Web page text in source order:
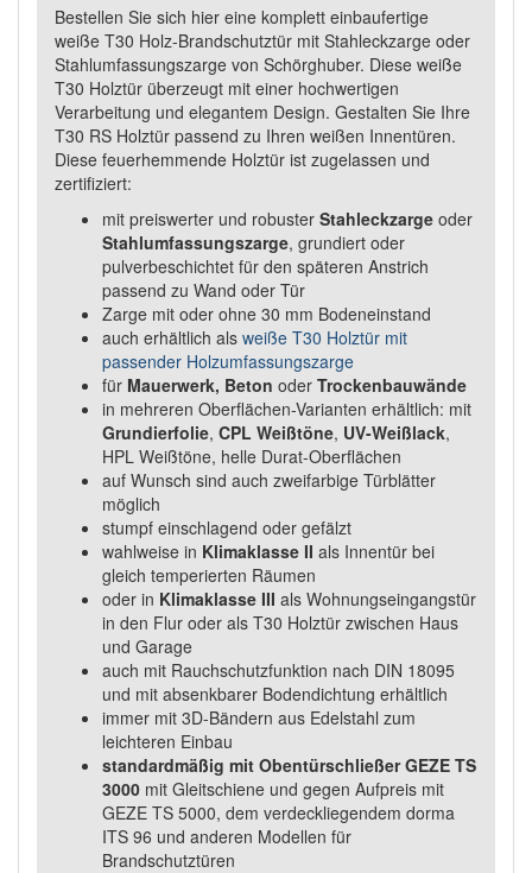
Bestellen Sie sich hier eine komplett einbaufertige
weiße T30 Holz-Brandschutztür mit Stahleckzarge oder
Stahlumfassungszarge von Schörghuber. Diese weiße
T30 Holztür überzeugt mit einer hochwertigen
Verarbeitung und elegantem Design. Gestalten Sie Ihre
T30 RS Holztür passend zu Ihren weißen Innentüren.
Diese feuerhemmende Holztür ist zugelassen und
zertifiziert:
mit preiswerter und robuster Stahleckzarge oder
Stahlumfassungszarge, grundiert oder
pulverbeschichtet für den späteren Anstrich
passend zu Wand oder Tür
Zarge mit oder ohne 30 mm Bodeneinstand
auch erhältlich als weiße T30 Holztür mit
passender Holzumfassungszarge
für Mauerwerk, Beton oder Trockenbauwände
in mehreren Oberflächen-Varianten erhältlich: mit
Grundierfolie, CPL Weißtöne, UV-Weißlack,
HPL Weißtöne, helle Durat-Oberflächen
auf Wunsch sind auch zweifarbige Türblätter
möglich
stumpf einschlagend oder gefälzt
wahlweise in Klimaklasse II als Innentür bei
gleich temperierten Räumen
oder in Klimaklasse III als Wohnungseingangstür
in den Flur oder als T30 Holztür zwischen Haus
und Garage
auch mit Rauchschutzfunktion nach DIN 18095
und mit absenkbarer Bodendichtung erhältlich
immer mit 3D-Bändern aus Edelstahl zum
leichteren Einbau
standardmäßig mit Obentürschließer GEZE TS
3000 mit Gleitschiene und gegen Aufpreis mit
GEZE TS 5000, dem verdeckliegendem dorma
ITS 96 und anderen Modellen für
Brandschutztüren